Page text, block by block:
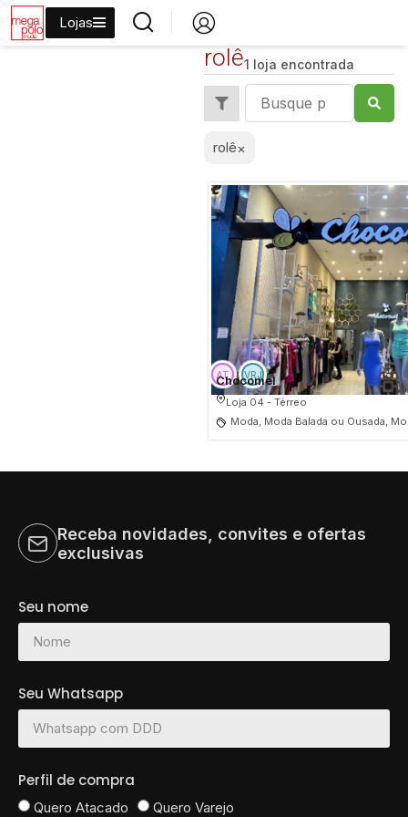
Lojas
rolê1 loja encontrada
rolê×
Chocomel
Loja 04 - Térreo
Moda, Moda Balada ou Ousada,
Receba novidades, convites e ofertas
exclusivas
Seu nome
Seu Whatsapp
Perfil de compra
Quero Atacado Quero Varejo